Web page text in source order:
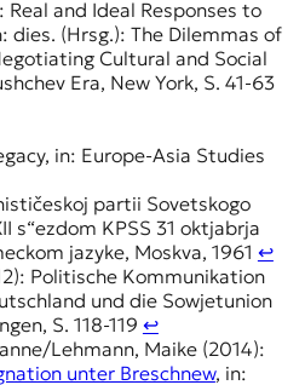
and Ideal Responses to
dies. (Hrsg.): The Dilemmas of
Cultural and Social
Era, New York, S. 41-63
in: Europe-Asia Studies
partii Sovetskogo
s“ezdom KPSS 31 oktjabrja
jazyke, Moskva, 1961 ↩︎
Politische Kommunikation
und die Sowjetunion
S. 118-119 ↩︎
Lehmann, Maike (2014):
unter Breschnew, in: